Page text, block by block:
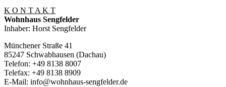
K O N T A K T
Wohnhaus Sengfelder
Inhaber: Horst Sengfelder
Münchener Straße 41
85247 Schwabhausen (Dachau)
Telefon: +49 8138 8007
Telefax: +49 8138 8909
E-Mail: info@wohnhaus-sengfelder.de